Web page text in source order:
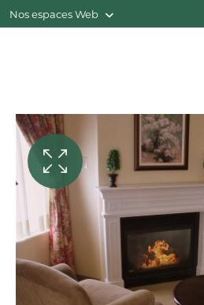
Nos espaces Web